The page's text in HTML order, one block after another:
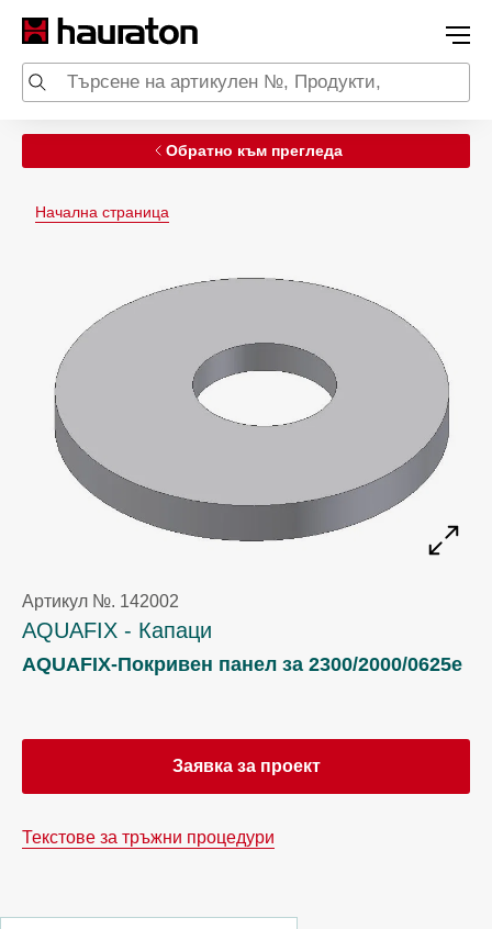
Обратно към прегледа
Начална страница
Артикул №. 142002
AQUAFIX - Капаци
AQUAFIX-Покривен панел за 2300/2000/0625e
Заявка за проект
Текстове за тръжни процедури